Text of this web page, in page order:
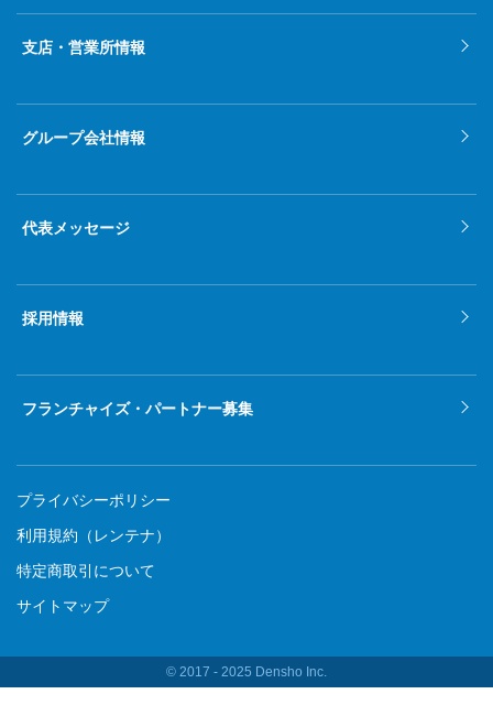
支店・営業所情報
グループ会社情報
代表メッセージ
採用情報
フランチャイズ・パートナー募集
プライバシーポリシー
利用規約（レンテナ）
特定商取引について
サイトマップ
© 2017 ‐ 2025 Densho Inc.